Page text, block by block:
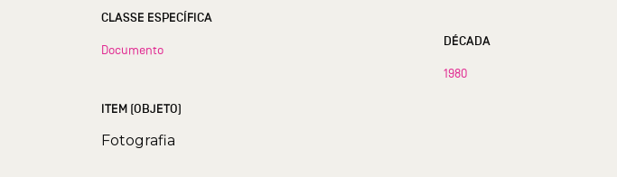
CLASSE ESPECÍFICA
Documento
ITEM (OBJETO)
Fotografia
DÉCADA
1980